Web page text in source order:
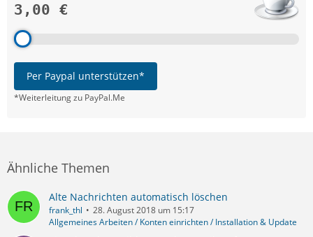
3,00 €
Per Paypal unterstützen*
*Weiterleitung zu PayPal.Me
Ähnliche Themen
Alte Nachrichten automatisch löschen
frank_thl
28. August 2018 um 15:17
Allgemeines Arbeiten / Konten einrichten / Installation & Update